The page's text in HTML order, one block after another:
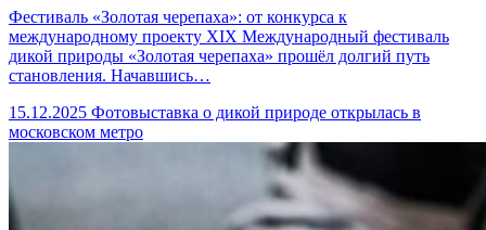
Фестиваль «Золотая черепаха»: от конкурса к
международному проекту XIX Международный фестиваль
дикой природы «Золотая черепаха» прошёл долгий путь
становления. Начавшись…
15.12.2025 Фотовыставка о дикой природе открылась в
московском метро